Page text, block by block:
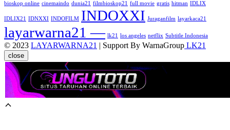
bioskop online cinemaindo dunia21 filmbioskop21 full movie gratis hitman IDLIX
IDLIX21 IDNXXI INDOFILM INDOXXI Juraganfilm layarkaca21
layarwarna21 — lk21 los angeles netflix Subtitle Indonesia
© 2023 LAYARWARNA21 | Support By WarnaGroup LK21
close